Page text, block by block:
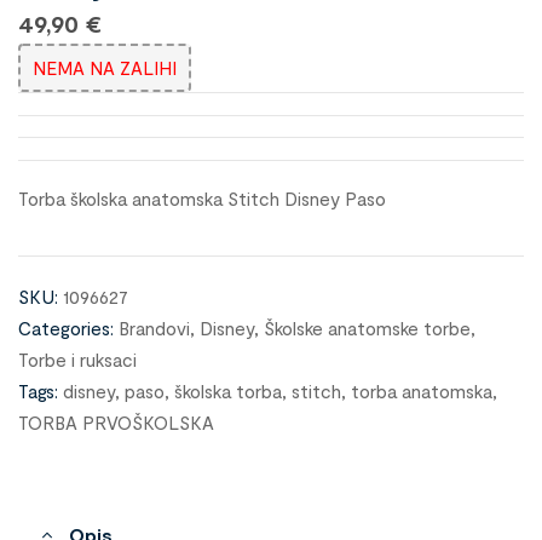
49,90 €
NEMA NA ZALIHI
Torba školska anatomska Stitch Disney Paso
SKU: 1096627
Categories: Brandovi Disney, Školske anatomske torbe
Torbe i ruksaci
Tags: disney, paso školska torba stitch torba anatomska
TORBA PRVOŠKOLSKA
Opis